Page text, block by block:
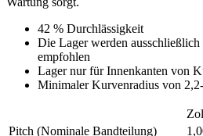
42 % Durchlässigkeit
Die Lager werden
empfohlen
Lager nur für Innenkanten von
Minimaler Kurvenradius von
Pitch (Nominale Bandteilung)